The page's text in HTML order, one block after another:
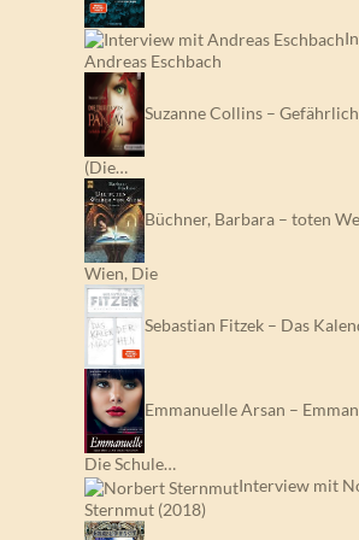
Andreas Eschbach
Suzanne Collins –
(Die…
Büchner, Barbara – toten
Wien, Die
Sebastian Fitzek – Das
Emmanuelle Arsan –
Die Schule…
Interview mit
Sternmut (2018)